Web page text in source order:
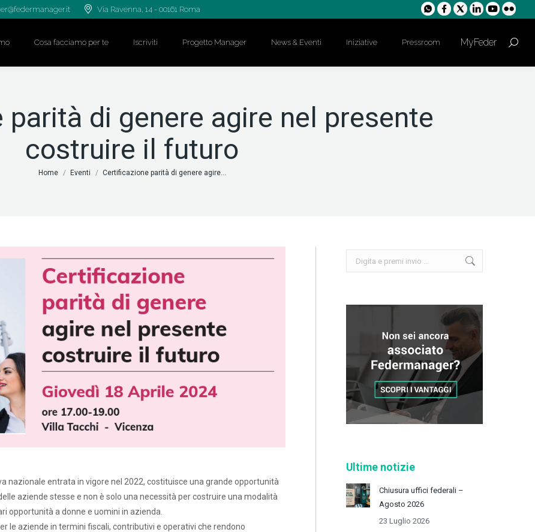
Via Ravenna, 14 - 00161 Roma
Cosa facciamo per te Iscriviti Progetto Manager News & Eventi Iniziative Pressroom MyFeder Cerca:
di genere agire nel presente
costruire il futuro
Tu sei qui:
Home Eventi Certificazione parità di genere agire…
nazionale entrata in vigore nel 2022, costituisce una grande opportunità
aziende stesse e non è solo una necessità per costruire una modalità
opportunità a donne e uomini in azienda.
le aziende in termini fiscali, contributivi e operativi che rendono
Cerca:
Ultime notizie
Chiusura uffici federali –
Agosto 2026
23 Luglio 2026